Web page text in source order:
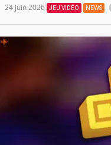
24 juin 2026 JEU VIDÉO NEWS